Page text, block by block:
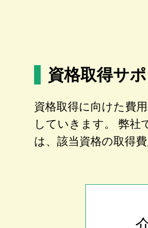
資格取得サ
資格取得に向けた費
していきます。 弊社
は、該当資格の取得